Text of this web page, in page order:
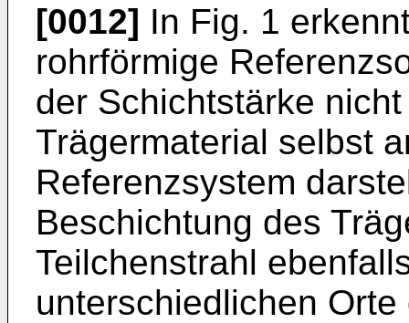
[0012] In Fig. 1
rohrförmige
der Schichtstärke
Trägermaterial selbst
Referenzsystem
Beschichtung des
Teilchenstrahl
unterschiedlichen